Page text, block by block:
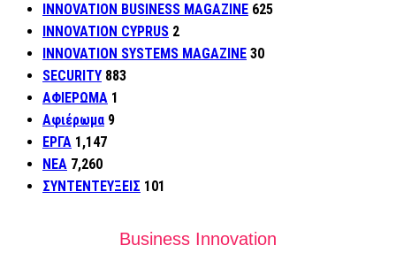
INNOVATION BUSINESS MAGAZINE 625
INNOVATION CYPRUS 2
INNOVATION SYSTEMS MAGAZINE 30
SECURITY 883
ΑΦΙΕΡΩΜΑ 1
Αφιέρωμα 9
ΕΡΓΑ 1,147
ΝΕΑ 7,260
ΣΥΝΤΕΝΤΕΥΞΕΙΣ 101
Business Innovation